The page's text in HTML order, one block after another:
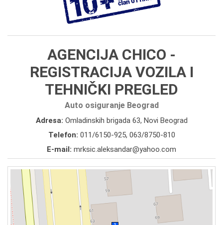
AGENCIJA CHICO -
REGISTRACIJA VOZILA I
TEHNIČKI PREGLED
Auto osiguranje Beograd
Adresa: Omladinskih brigada 63, Novi Beograd
Telefon: 011/6150-925, 063/8750-810
E-mail: mrksic.aleksandar@yahoo.com